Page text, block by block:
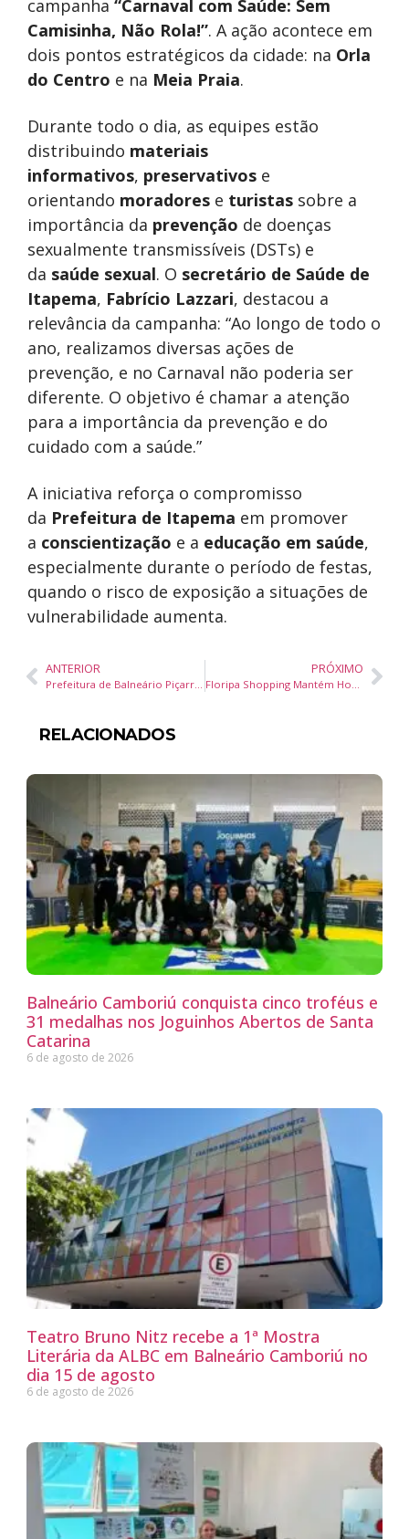
campanha “Carnaval com Saúde: Sem
Camisinha, Não Rola!”. A ação acontece em
dois pontos estratégicos da cidade: na Orla
do Centro e na Meia Praia.
Durante todo o dia, as equipes estão
distribuindo materiais
informativos, preservativos e
orientando moradores e turistas sobre a
importância da prevenção de doenças
sexualmente transmissíveis (DSTs) e
da saúde sexual. O secretário de Saúde de
Itapema, Fabrício Lazzari, destacou a
relevância da campanha: “Ao longo de todo o
ano, realizamos diversas ações de
prevenção, e no Carnaval não poderia ser
diferente. O objetivo é chamar a atenção
para a importância da prevenção e do
cuidado com a saúde.”
A iniciativa reforça o compromisso
da Prefeitura de Itapema em promover
a conscientização e a educação em saúde,
especialmente durante o período de festas,
quando o risco de exposição a situações de
vulnerabilidade aumenta.
ANTERIOR
Prefeitura de Balneário Piçarras Inicia Entrega de Uniformes de Verão para Alunos da Rede Municipal
PRÓXIMO
Floripa Shopping Mantém Horário Normal de Funcionamento Durante o Carnaval
RELACIONADOS
Balneário Camboriú conquista cinco troféus e
31 medalhas nos Joguinhos Abertos de Santa
Catarina
6 de agosto de 2026
Teatro Bruno Nitz recebe a 1ª Mostra
Literária da ALBC em Balneário Camboriú no
dia 15 de agosto
6 de agosto de 2026